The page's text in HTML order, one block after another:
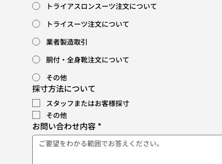
トライアスロンスーツ注文について
トライスーツ注文について
業者製造取引
胴付・全身靴注文について
その他
採寸方法について
スタッフまたはお客様採寸
その他
お問い合わせ内容 *